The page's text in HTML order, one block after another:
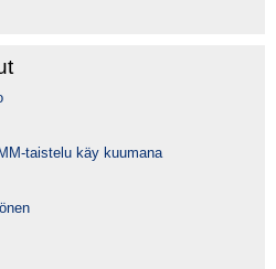
taistelu käy kuumana